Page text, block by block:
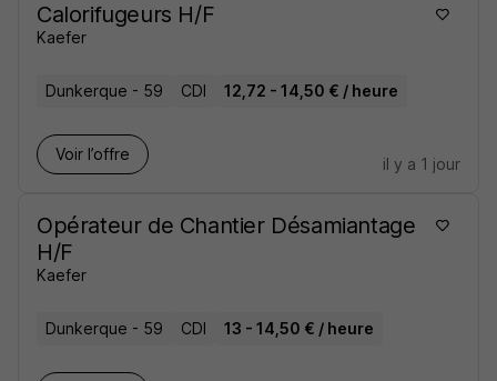
Calorifugeurs H/F
Kaefer
Dunkerque - 59 CDI 12,72 - 14,50 € / heure
Voir l’offre
il y a 1 jour
Opérateur de Chantier Désamiantage
H/F
Kaefer
Dunkerque - 59 CDI 13 - 14,50 € / heure